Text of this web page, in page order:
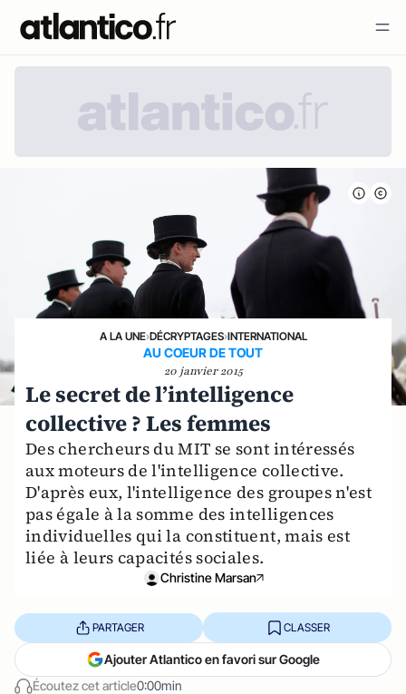
A LA UNE›DÉCRYPTAGES›INTERNATIONAL
AU COEUR DE TOUT
20 janvier 2015
Le secret de l’intelligence
collective ? Les femmes
Des chercheurs du MIT se sont intéressés
aux moteurs de l'intelligence collective.
D'après eux, l'intelligence des groupes n'est
pas égale à la somme des intelligences
individuelles qui la constituent, mais est
liée à leurs capacités sociales.
Christine Marsan
Écoutez cet article0:00min
PARTAGER CLASSER
Ajouter Atlantico en favori sur Google